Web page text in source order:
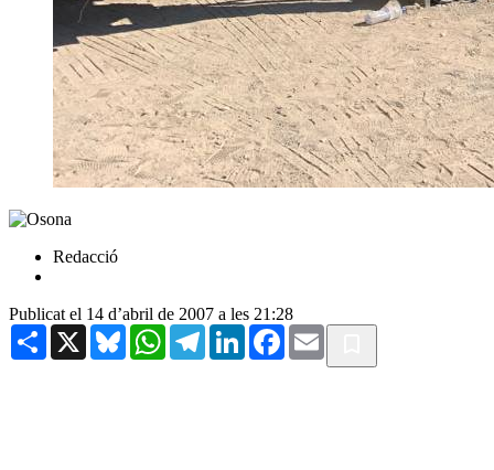
Redacció
Publicat el 14 d’abril de 2007 a les 21:28
Share X BlueskyWhatsAppTelegramLinkedInFacebook
Email